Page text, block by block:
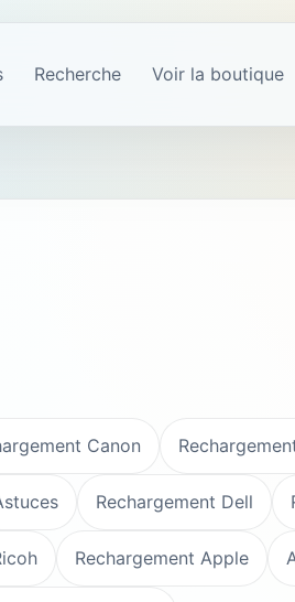
Recherche Voir la boutique
Canon
Rechargement Dell
Rechargement Apple